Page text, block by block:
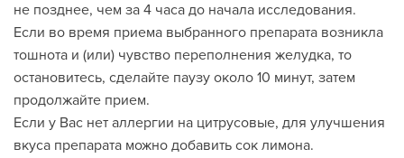
не позднее, чем за 4 часа до начала исследования.
Если во время приема выбранного препарата возникла
тошнота и (или) чувство переполнения желудка, то
остановитесь, сделайте паузу около 10 минут, затем
продолжайте прием.
Если у Вас нет аллергии на цитрусовые, для улучшения
вкуса препарата можно добавить сок лимона.